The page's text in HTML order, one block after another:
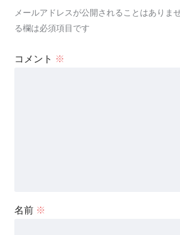
メールアドレスが公開されることはありませ
る欄は必須項目です
コメント ※
名前 ※